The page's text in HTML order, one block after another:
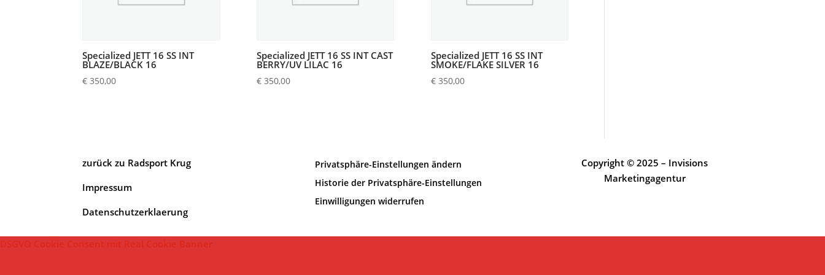
Specialized JETT 16 SS INT
BLAZE/BLACK 16
€ 350,00
Specialized JETT 16 SS INT CAST
BERRY/UV LILAC 16
€350,00
Specialized JETT 16 SS INT
SMOKE/FLAKE SILVER 16
€350,00
zurück zu Radsport Krug
Impressum
Datenschutzerklaerung
Privatsphäre-Einstellungen ändern
Historie der Privatsphäre-Einstellungen
Einwilligungen widerrufen
Copyright © 2025 – Invisions
Marketingagentur
DSGVO Cookie Consent mit Real Cookie Banner